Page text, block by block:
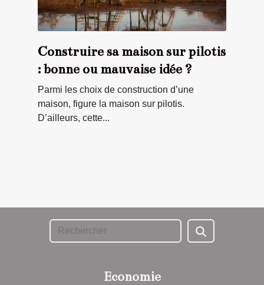
Construire sa maison sur pilotis
: bonne ou mauvaise idée ?
Parmi les choix de construction d’une
maison, figure la maison sur pilotis.
D’ailleurs, cette...
Economie